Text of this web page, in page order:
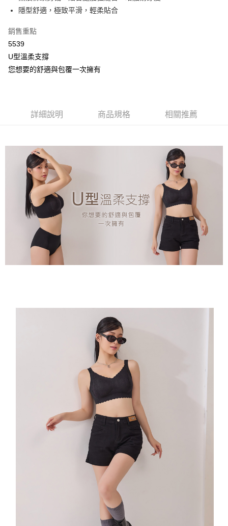
用戶於交易時，得透過本服務購買商品或服務，並由商店將買賣／分期付款
2.基於同意付款使用「大哥付你分期」之契約關係目的，商店將以您的個人
資料（包含姓名、電話或地址）提供予台灣大哥大進項蒐集、處理及利用，
由本公司與您本人進行分期帳單所需資料之確認、核對及更正。
3.完整用戶服務條款，請詳閱以下連結：
※ 請注意：結帳手續完成當下不需立刻繳費，但若您需要取消訂單，請聯絡
購買商品的店家。未經商家同意取消之訂單仍視為有效，需透過AFTEE先享
※ 交易是否成功請以「AFTEE先享後付 」之結帳頁面顯示為準，若有關於
是否繳費成功／繳費後需取消欲退款等相關疑問，請聯繫「AFTEE先享後付
【注意事項】
https://aftee.tw/terms/#terms3
４．使用「AFTEE先享後付」時，將依據個別帳號之用戶狀況，依本公司即
時審查核予不同之上限額度；若仍有額度不足之情形，本公司將視審查結果
請求用戶進行身份認證。
５．嚴禁一人註冊多個帳號或使用他人資訊註冊。若發現惡意使用之情形，
恩沛科技股份有限公司將有權停止該用戶之使用額度並採取法律行動。
付款後全家取貨
每筆NT$80，滿NT$499(含以上)免運費
萊爾富取貨付款
每筆NT$80，滿NT$799(含以上)免運費
7-11取貨付款
付款後7-11取貨
每筆NT$80，滿NT$799(含以上)免運費
7-11取貨(快速到店)
每筆NT$90
宅配/離島不配送
每筆NT$80，滿NT$890(含以上)免運費
黑貓貨到付款
每筆NT$120
隱型舒適，極致平滑，輕柔貼合
銷售重點
5539
U型溫柔支撐
您想要的舒適與包覆一次擁有
詳細說明 商品規格 相關推薦